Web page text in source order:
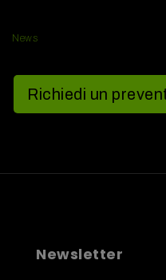
News
Richiedi un
Newsletter